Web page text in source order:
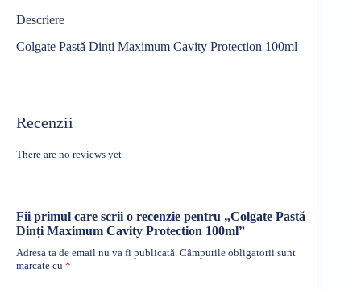
Descriere
Colgate Pastă Dinți Maximum Cavity Protection 100ml
Recenzii
There are no reviews yet
Fii primul care scrii o recenzie pentru „Colgate Pastă
Dinți Maximum Cavity Protection 100ml”
Adresa ta de email nu va fi publicată. Câmpurile obligatorii sunt
marcate cu *